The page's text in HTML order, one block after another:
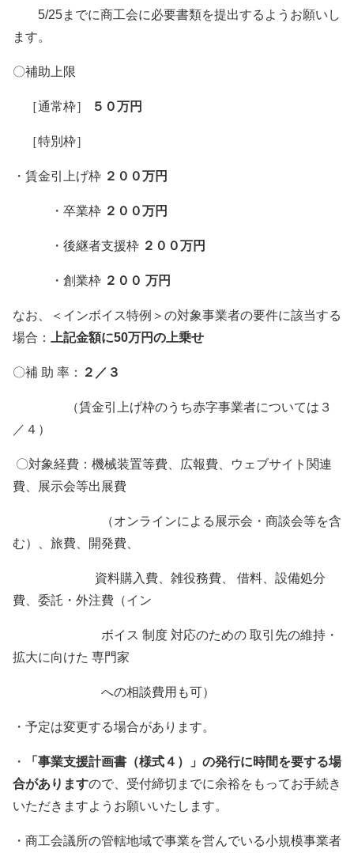
5/25までに商工会に必要書類を提出するようお願いし
ます。
〇補助上限
［通常枠］ ５０万円
［特別枠］
・賃金引上げ枠 ２００万円
・卒業枠 ２００万円
・後継者支援枠 ２００万円
・創業枠 ２００ 万円
なお、＜インボイス特例＞の対象事業者の要件に該当する
場合：
上記金額に50万円の上乗せ
〇補 助 率： ２／３
（賃金引上げ枠のうち赤字事業者については３
／４）
〇対象経費：機械装置等費、広報費、ウェブサイト関連
費、展示会等出展費
（オンラインによる展示会・商談会等を含
む）、旅費、開発費、
資料購入費、雑役務費、 借料、設備処分
費、委託・外注費（イン
ボイス 制度 対応のための 取引先の維持・
拡大に向けた 専門家
への相談費用も可）
・予定は変更する場合があります。
・
「事業支援計画書（様式４）」の発行に時間を要する場
合がありますので、受付締切までに余裕をもってお手続き
いただきますようお願いいたします。
・商工会議所の管轄地域で事業を営んでいる小規模事業者